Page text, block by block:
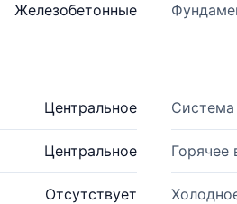
Железобетонные
Центральное Система
Центральное Горячее
Отсутствует